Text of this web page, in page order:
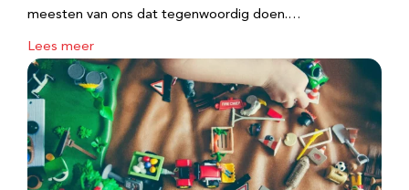
meesten van ons dat tegenwoordig doen.…
Lees meer